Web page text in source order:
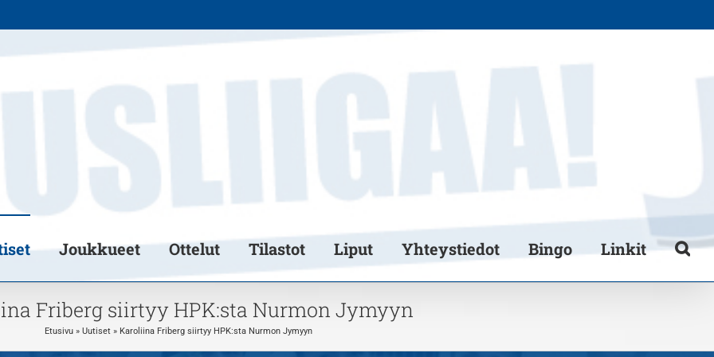
Joukkueet Ottelut Tilastot Liput Yhteystiedot Bingo Linkit
Friberg siirtyy HPK:sta Nurmon Jymyyn
Etusivu » Uutiset » Karoliina Friberg siirtyy HPK:sta Nurmon Jymyyn